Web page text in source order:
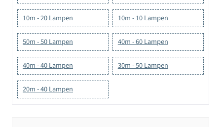
10m - 20 Lampen 10m - 10 Lampen
50m - 50 Lampen 40m - 60 Lampen
40m - 40 Lampen 30m - 50 Lampen
20m - 40 Lampen